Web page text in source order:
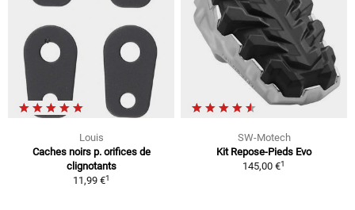
Louis
Caches noirs p. orifices de
clignotants
11,99 €1
SW-Motech
Kit Repose-Pieds Evo
145,00 €1